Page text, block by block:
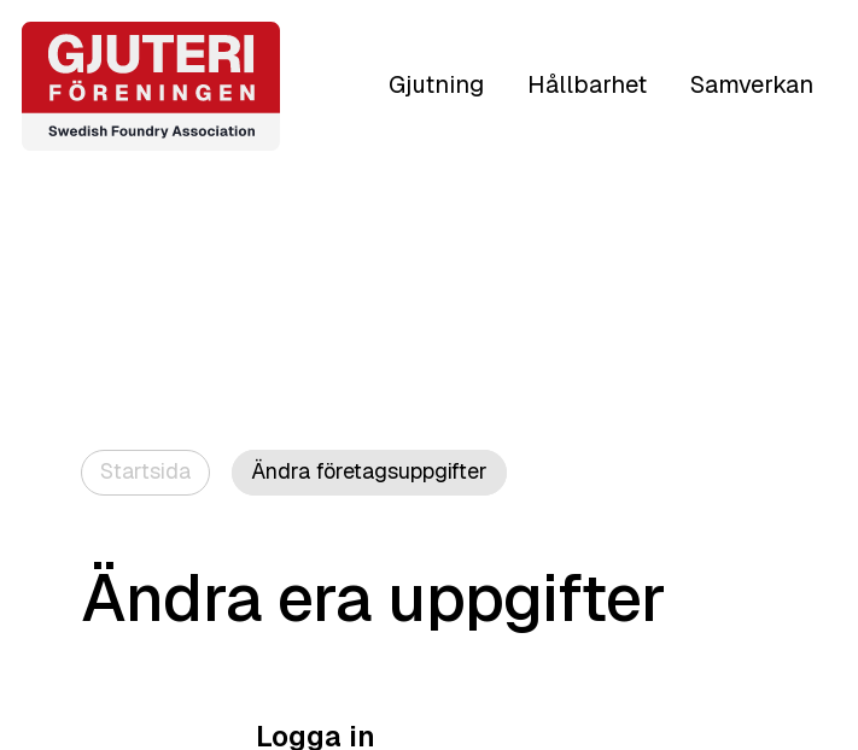
Gjutning Hållbarhet Samverkan
Startsida Ändra företagsuppgifter
Ändra era uppgifter
Logga in